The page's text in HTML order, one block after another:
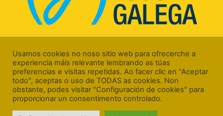
15706 Santiago de Compostela (A Coruña)
Aviso Legal
Usamos cookies no noso sitio web para ofrecerche a
experiencia máis relevante lembrando as túas
preferencias e visitas repetidas. Ao facer clic en "Aceptar
todo", aceptas o uso de TODAS as cookies. Non
obstante, podes visitar "Configuración de cookies" para
proporcionar un consentimento controlado.